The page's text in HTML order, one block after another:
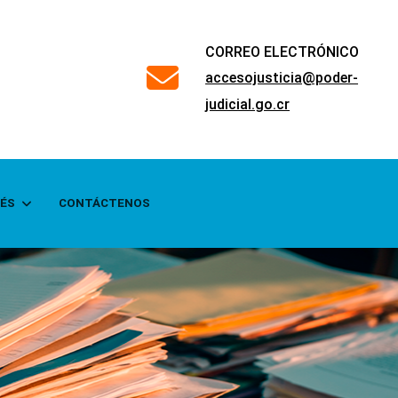
far
CORREO ELECTRÓNICO
accesojusticia@poder-
judicial.go.cr
CONTÁCTENOS